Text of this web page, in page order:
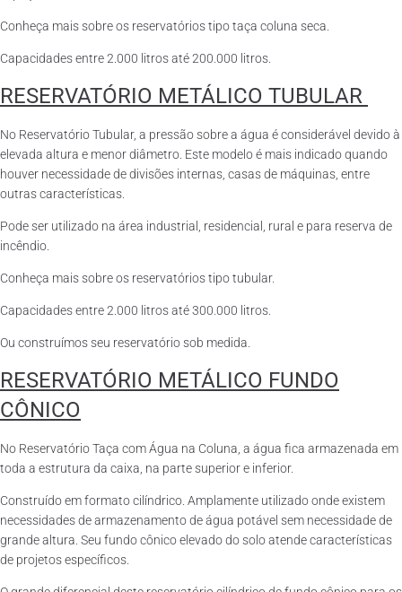
Conheça mais sobre os reservatórios tipo taça coluna seca.
Capacidades entre 2.000 litros até 200.000 litros.
RESERVATÓRIO METÁLICO TUBULAR
No Reservatório Tubular, a pressão sobre a água é considerável devido à
elevada altura e menor diâmetro. Este modelo é mais indicado quando
houver necessidade de divisões internas, casas de máquinas, entre
outras características.
Pode ser utilizado na área industrial, residencial, rural e para reserva de
incêndio.
Conheça mais sobre os reservatórios tipo tubular.
Capacidades entre 2.000 litros até 300.000 litros.
Ou construímos seu reservatório sob medida.
RESERVATÓRIO METÁLICO FUNDO
CÔNICO
No Reservatório Taça com Água na Coluna, a água fica armazenada em
toda a estrutura da caixa, na parte superior e inferior.
Construído em formato cilíndrico. Amplamente utilizado onde existem
necessidades de armazenamento de água potável sem necessidade de
grande altura. Seu fundo cônico elevado do solo atende características
de projetos específicos.